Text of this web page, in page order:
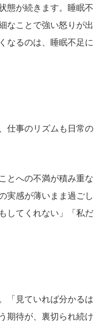
態が続きます。睡眠不
なことで強い怒りが出
なるのは、睡眠不足に
仕事のリズムも日常の
とへの不満が積み重な
実感が薄いまま過ごし
してくれない」「私だ
「見ていれば分かるは
期待が、裏切られ続け